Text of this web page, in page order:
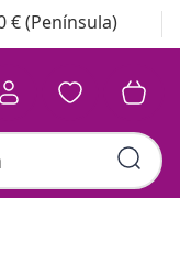
€ (Península)